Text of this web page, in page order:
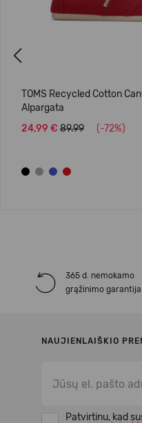
TOMS Recycled Cotton
Alpargata
24,99 € 89.99 (-72%)
365 d. nemokamo
grąžinimo garantija
NAUJIENLAIŠKIO
Patvirtinu, kad